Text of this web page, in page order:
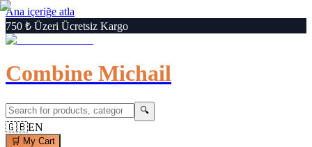
Ana içeriğe atla
750 ₺ Üzeri Ücretsiz Kargo
Combine Michail
🔍
🇬🇧EN
🛒 My Cart